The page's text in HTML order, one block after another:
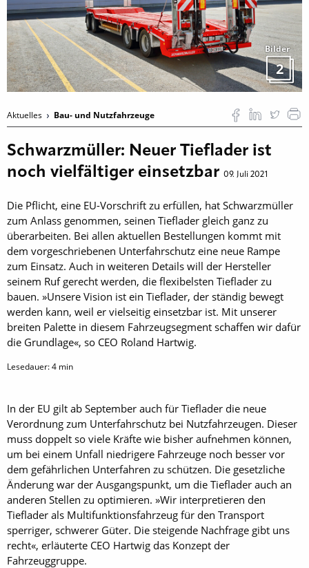
Bilder
2
Aktuelles Bau- und Nutzfahrzeuge
Schwarzmüller: Neuer Tieflader ist
noch vielfältiger einsetzbar 09. Juli 2021
Die Pflicht, eine EU-Vorschrift zu erfüllen, hat Schwarzmüller
zum Anlass genommen, seinen Tieflader gleich ganz zu
überarbeiten. Bei allen aktuellen Bestellungen kommt mit
dem vorgeschriebenen Unterfahrschutz eine neue Rampe
zum Einsatz. Auch in weiteren Details will der Hersteller
seinem Ruf gerecht werden, die flexibelsten Tieflader zu
bauen. »Unsere Vision ist ein Tieflader, der ständig bewegt
werden kann, weil er vielseitig einsetzbar ist. Mit unserer
breiten Palette in diesem Fahrzeugsegment schaffen wir dafür
die Grundlage«, so CEO Roland Hartwig.
Lesedauer:4 min
In der EU gilt ab September auch für Tieflader die neue
Verordnung zum Unterfahrschutz bei Nutzfahrzeugen. Dieser
muss doppelt so viele Kräfte wie bisher aufnehmen können,
um bei einem Unfall niedrigere Fahrzeuge noch besser vor
dem gefährlichen Unterfahren zu schützen. Die gesetzliche
Änderung war der Ausgangspunkt, um die Tieflader auch an
anderen Stellen zu optimieren. »Wir interpretieren den
Tieflader als Multifunktionsfahrzeug für den Transport
sperriger, schwerer Güter. Die steigende Nachfrage gibt uns
recht«, erläuterte CEO Hartwig das Konzept der
Fahrzeuggruppe.